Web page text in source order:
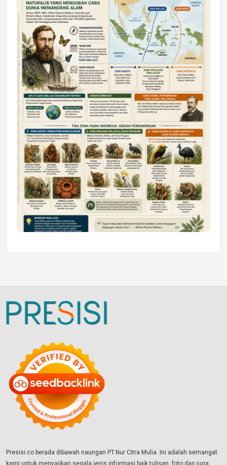
DAERAH
Astra Motor Kalimantan Timur 2 Dukung
Mahasiswa Samarinda dalam Astra
Honda SDGs Future Leaders 2026
Jumat, 10 Jul 2026 19:01
Presisi.co berada dibawah naungan PT.Nur Citra Mulia. Ini adalah semangat